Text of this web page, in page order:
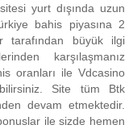
yurt dışında uzun
bahis piyasına 2
tarafından büyük ilgi
karşılaşmanız
oranları ile Vdcasino
Site tüm Btk
devam etmektedir.
ile sizde hemen